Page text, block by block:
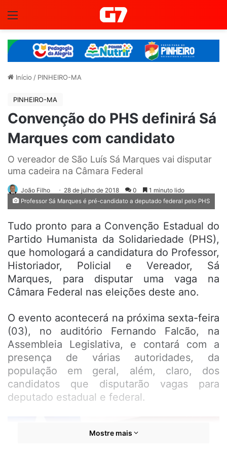
Início / PINHEIRO-MA
PINHEIRO-MA
Convenção do PHS definirá Sá
Marques com candidato
O vereador de São Luís Sá Marques vai disputar
uma cadeira na Câmara Federal
João Filho 28 de julho de 2018 0 1 minuto lido
Professor Sá Marques é pré-candidato a deputado federal pelo PHS
Tudo pronto para a Convenção Estadual do
Partido Humanista da Solidariedade (PHS),
que homologará a candidatura do Professor,
Historiador, Policial e Vereador, Sá
Marques, para disputar uma vaga na
Câmara Federal nas eleições deste ano.
O evento acontecerá na próxima sexta-feira
(03), no auditório Fernando Falcão, na
Assembleia Legislativa, e contará com a
presença de várias autoridades, da
população em geral, além, claro, dos
candidatos que disputarão vagas para
deputado estadual e federal.
Mostre mais